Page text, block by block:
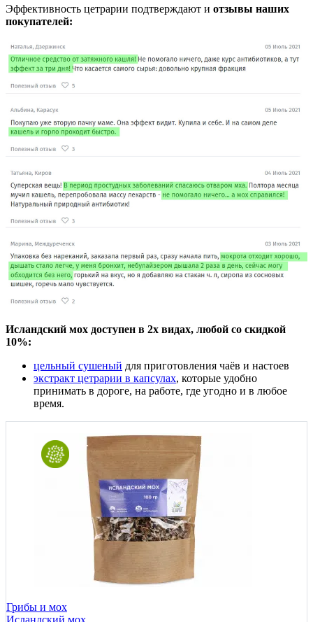
Эффективность цетрарии подтверждают и отзывы наших
покупателей:
Исландский мох доступен в 2х видах, любой со скидкой
10%:
цельный сушеный для приготовления чаёв и настоев
экстракт цетрарии в капсулах, которые удобно
принимать в дороге, на работе, где угодно и в любое
время.
Грибы и мох